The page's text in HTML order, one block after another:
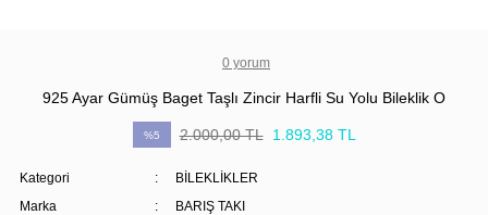
0 yorum
925 Ayar Gümüş Baget Taşlı Zincir Harfli Su Yolu Bileklik O
%5 2.000,00 TL 1.893,38 TL
Kategori
BİLEKLİKLER
Marka
BARIŞ TAKI